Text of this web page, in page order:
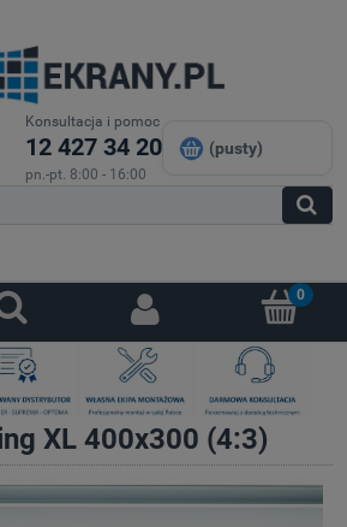
Konsultacja i pomoc
12 427 34 20
pn.-pt. 8:00 - 16:00
(pusty)
XL 400x300 (4:3)